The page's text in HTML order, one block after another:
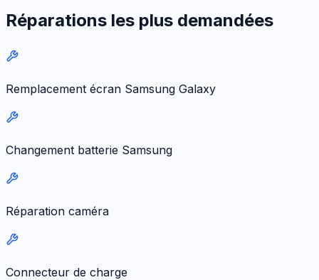
Réparations les plus demandées
Remplacement écran Samsung Galaxy
Changement batterie Samsung
Réparation caméra
Connecteur de charge